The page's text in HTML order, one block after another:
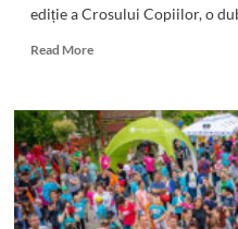
ediție a Crosului Copiilor, o
Read MoreRead
(FOTO/VIDEO)
Crosul
Copiilor,
un
eveniment
dedicat